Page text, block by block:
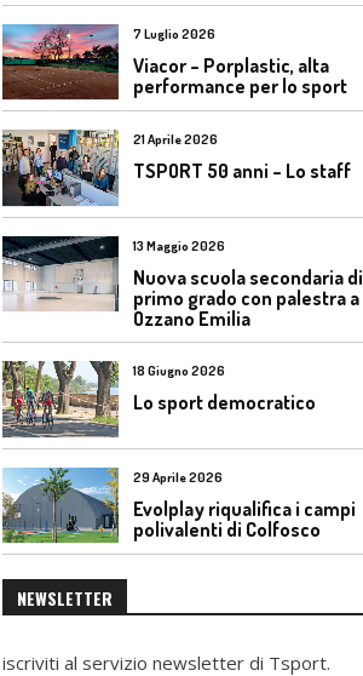
7 Luglio 2026
Viacor – Porplastic, alta
performance per lo sport
21 Aprile 2026
TSPORT 50 anni – Lo staff
13 Maggio 2026
Nuova scuola secondaria di
primo grado con palestra a
Ozzano Emilia
18 Giugno 2026
Lo sport democratico
29 Aprile 2026
Evolplay riqualifica i campi
polivalenti di Colfosco
NEWSLETTER
iscriviti al servizio newsletter di Tsport.